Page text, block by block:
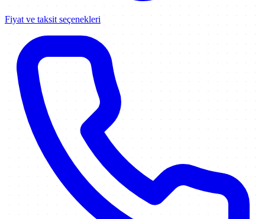
Fiyat ve taksit seçenekleri